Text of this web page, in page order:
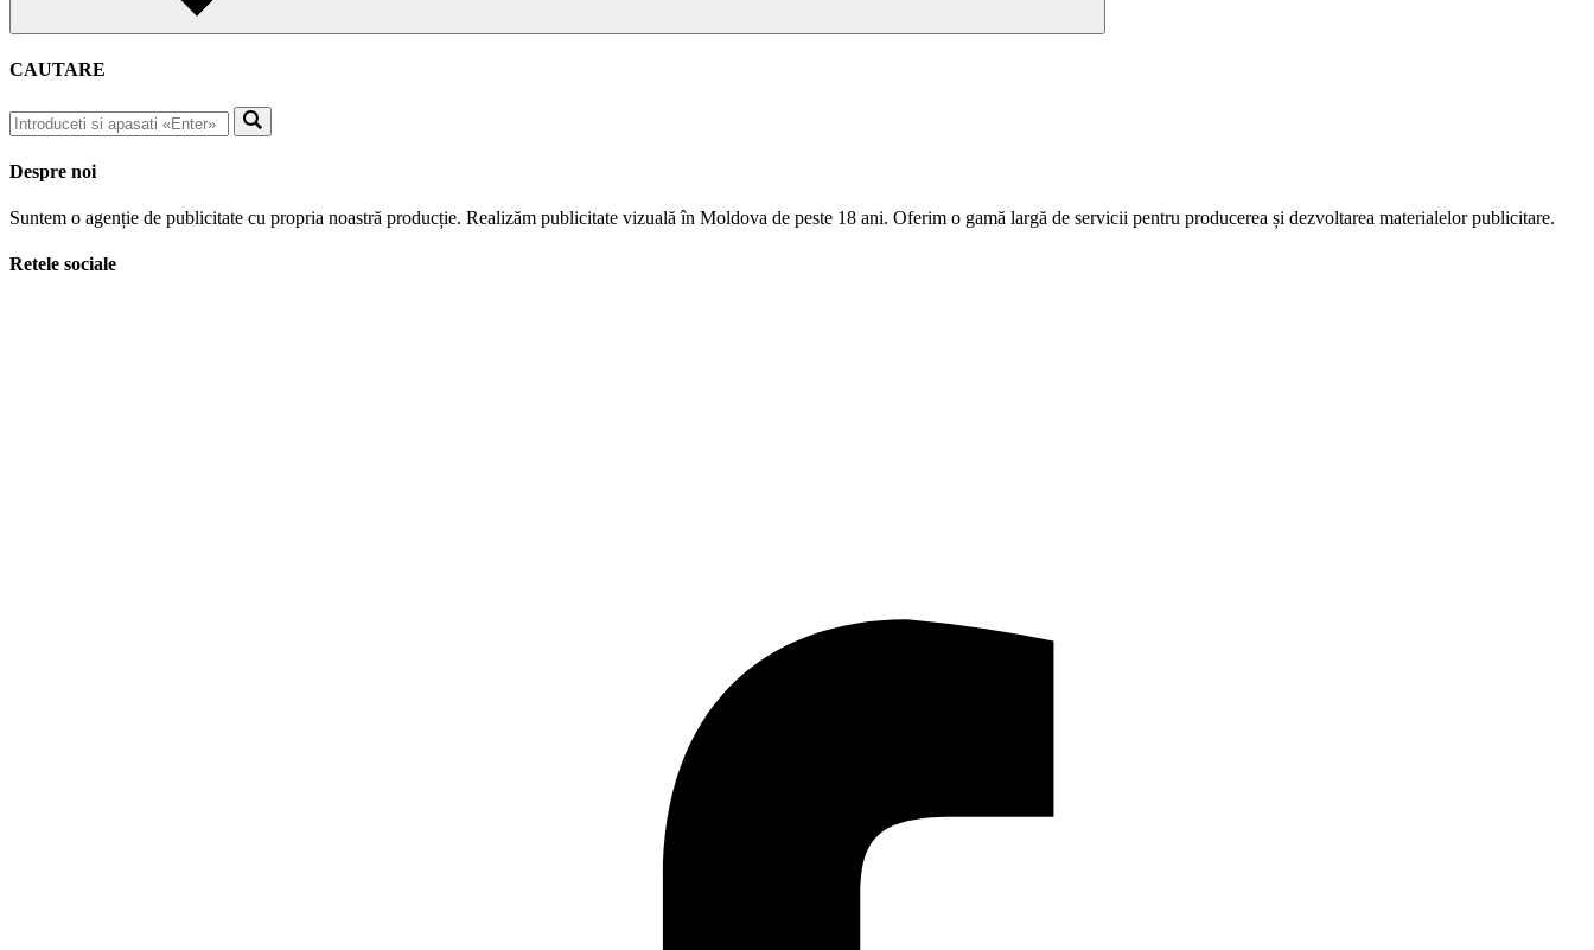
CAUTARE
Despre noi
Suntem o agenție de publicitate cu propria noastră producție. Realizăm publicitate vizuală în Moldova de peste 18 ani. Oferim o gamă largă de servicii pentru producerea și dezvoltarea materialelor publicitare.
Retele sociale